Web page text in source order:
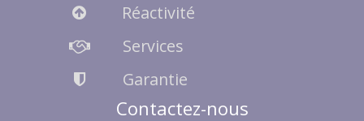
Réactivité
Services
Garantie
Contactez-nous